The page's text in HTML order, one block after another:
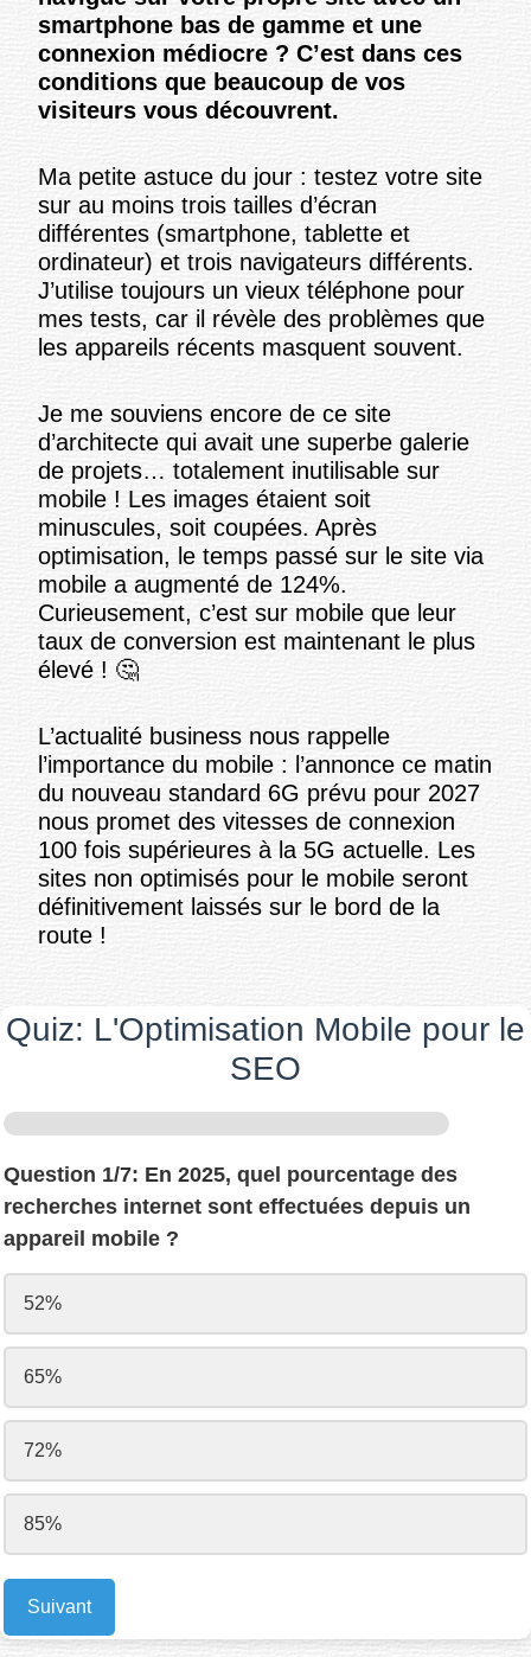
smartphone bas de gamme et une
connexion médiocre ? C’est dans ces
conditions que beaucoup de vos
visiteurs vous découvrent.
Ma petite astuce du jour : testez votre site
sur au moins trois tailles d’écran
différentes (smartphone, tablette et
ordinateur) et trois navigateurs différents.
J’utilise toujours un vieux téléphone pour
mes tests, car il révèle des problèmes que
les appareils récents masquent souvent.
Je me souviens encore de ce site
d’architecte qui avait une superbe galerie
de projets… totalement inutilisable sur
mobile ! Les images étaient soit
minuscules, soit coupées. Après
optimisation, le temps passé sur le site via
mobile a augmenté de 124%.
Curieusement, c’est sur mobile que leur
taux de conversion est maintenant le plus
élevé ! 🤔
L’actualité business nous rappelle
l’importance du mobile : l’annonce ce matin
du nouveau standard 6G prévu pour 2027
nous promet des vitesses de connexion
100 fois supérieures à la 5G actuelle. Les
sites non optimisés pour le mobile seront
définitivement laissés sur le bord de la
route !
Quiz: L'Optimisation Mobile pour le
SEO
Question 1/7: En 2025, quel pourcentage des
recherches internet sont effectuées depuis un
appareil mobile ?
52%
65%
72%
85%
Suivant